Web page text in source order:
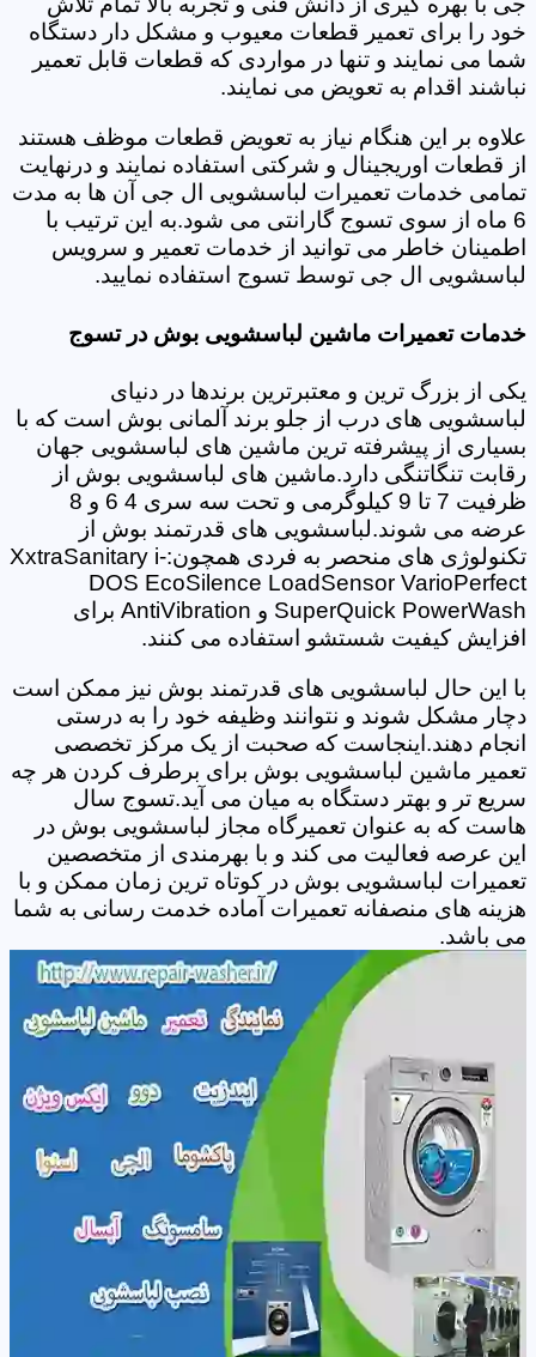
خود را برای تعمیر قطعات معیوب و مشکل دار دستگاه
شما می نمایند و تنها در مواردی که قطعات قابل تعمیر
نباشند اقدام به تعویض می نمایند.
علاوه بر این هنگام نیاز به تعویض قطعات موظف هستند
از قطعات اوریجینال و شرکتی استفاده نمایند و درنهایت
تمامی خدمات تعمیرات لباسشویی ال جی آن ها به مدت
6 ماه از سوی تسوج گارانتی می شود.به این ترتیب با
اطمینان خاطر می توانید از خدمات تعمیر و سرویس
لباسشویی ال جی توسط تسوج استفاده نمایید.
خدمات تعمیرات ماشین لباسشویی بوش در تسوج
یکی از بزرگ ترین و معتبرترین برندها در دنیای
لباسشویی های درب از جلو برند آلمانی بوش است که با
بسیاری از پیشرفته ترین ماشین های لباسشویی جهان
رقابت تنگاتنگی دارد.ماشین های لباسشویی بوش از
ظرفیت 7 تا 9 کیلوگرمی و تحت سه سری 4 6 و 8
عرضه می شوند.لباسشویی های قدرتمند بوش از
تکنولوژی های منحصر به فردی همچون:XxtraSanitary i-
DOS EcoSilence LoadSensor VarioPerfect
SuperQuick PowerWash و AntiVibration برای
افزایش کیفیت شستشو استفاده می کنند.
با این حال لباسشویی های قدرتمند بوش نیز ممکن است
دچار مشکل شوند و نتوانند وظیفه خود را به درستی
انجام دهند.اینجاست که صحبت از یک مرکز تخصصی
تعمیر ماشین لباسشویی بوش برای برطرف کردن هر چه
سریع تر و بهتر دستگاه به میان می آید.تسوج سال
هاست که به عنوان تعمیرگاه مجاز لباسشویی بوش در
این عرصه فعالیت می کند و با بهرمندی از متخصصین
تعمیرات لباسشویی بوش در کوتاه ترین زمان ممکن و با
هزینه های منصفانه تعمیرات آماده خدمت رسانی به شما
می باشد.